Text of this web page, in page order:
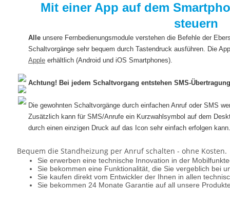
Mit einer App auf dem
steuern
Alle unsere Fernbedienungsmodule verstehen die Befehle der
Schaltvorgänge sehr bequem durch Tastendruck ausführen. Die
Apple erhältlich (Android und iOS Smartphones).
Achtung! Bei jedem Schaltvorgang entstehen SMS-
Die gewohnten Schaltvorgänge durch einfachen Anruf oder SMS
Zusätzlich kann für SMS/Anrufe ein Kurzwahlsymbol auf dem
durch einen einzigen Druck auf das Icon sehr einfach erfolgen kann.
Bequem die Standheizung per Anruf schalten - ohne Kosten.
Sie erwerben eine technische Innovation in der
Sie bekommen eine Funktionalität, die Sie vergeblich bei
Sie kaufen direkt vom Entwickler der Ihnen in allen
Sie bekommen 24 Monate Garantie auf all unsere